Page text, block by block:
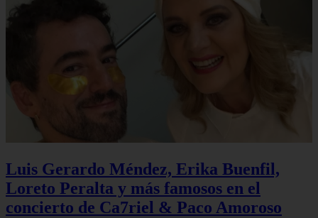
Luis Gerardo Méndez, Erika Buenfil,
Loreto Peralta y más famosos en el
concierto de Ca7riel & Paco Amoroso